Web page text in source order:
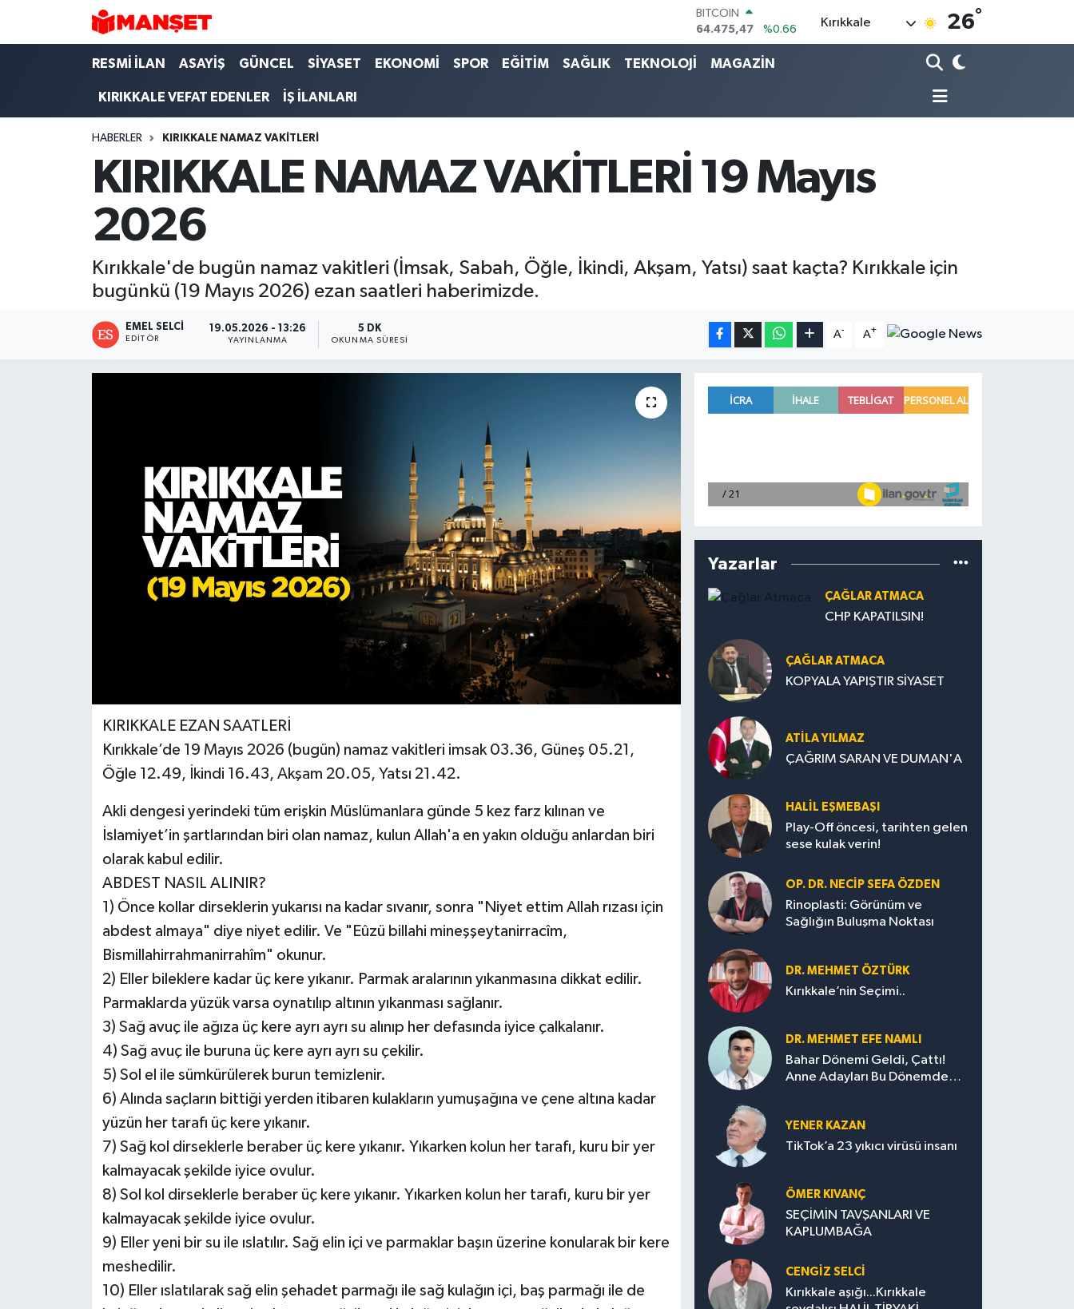
BITCOIN
64.475,47
%0.66
%0.05
EURO
64,2534
%0.22
BİST100
13.703
%0
Kırıkkale 26°
RESMİ İLAN ASAYİŞ GÜNCEL SİYASET EKONOMİ SPOR EĞİTİM SAĞLIK TEKNOLOJİ MAGAZİN
KIRIKKALE VEFAT EDENLER İŞ İLANLARI
HABERLER KIRIKKALE NAMAZ VAKİTLERİ
KIRIKKALE NAMAZ VAKİTLERİ 19 Mayıs
2026
Kırıkkale'de bugün namaz vakitleri (İmsak, Sabah, Öğle, İkindi, Akşam, Yatsı) saat kaçta? Kırıkkale için
bugünkü (19 Mayıs 2026) ezan saatleri haberimizde.
EMEL SELCI
EDITÖR
19.05.2026 - 13:26
YAYINLANMA
5 DK
OKUNMA SÜRESI
A- A+
KIRIKKALE EZAN SAATLERİ
Kırıkkale’de 19 Mayıs 2026 (bugün) namaz vakitleri imsak 03.36, Güneş 05.21,
Öğle 12.49, İkindi 16.43, Akşam 20.05, Yatsı 21.42.
Akli dengesi yerindeki tüm erişkin Müslümanlara günde 5 kez farz kılınan ve
İslamiyet’in şartlarından biri olan namaz, kulun Allah'a en yakın olduğu anlardan biri
olarak kabul edilir.
ABDEST NASIL ALINIR?
1) Önce kollar dirseklerin yukarısı na kadar sıvanır, sonra "Niyet ettim Allah rızası için
abdest almaya" diye niyet edilir. Ve "Eûzü billahi mineşşeytanirracîm,
Bismillahirrahmanirrahîm" okunur.
2) Eller bileklere kadar üç kere yıkanır. Parmak aralarının yıkanmasına dikkat edilir.
Parmaklarda yüzük varsa oynatılıp altının yıkanması sağlanır.
3) Sağ avuç ile ağıza üç kere ayrı ayrı su alınıp her defasında iyice çalkalanır.
4) Sağ avuç ile buruna üç kere ayrı ayrı su çekilir.
5) Sol el ile sümkürülerek burun temizlenir.
6) Alında saçların bittiği yerden itibaren kulakların yumuşağına ve çene altına kadar
yüzün her tarafı üç kere yıkanır.
7) Sağ kol dirseklerle beraber üç kere yıkanır. Yıkarken kolun her tarafı, kuru bir yer
kalmayacak şekilde iyice ovulur.
8) Sol kol dirseklerle beraber üç kere yıkanır. Yıkarken kolun her tarafı, kuru bir yer
kalmayacak şekilde iyice ovulur.
9) Eller yeni bir su ile ıslatılır. Sağ elin içi ve parmaklar başın üzerine konularak bir kere
meshedilir.
10) Eller ıslatılarak sağ elin şehadet parmağı ile sağ kulağın içi, baş parmağı ile de
Yazarlar
ÇAĞLAR ATMACA
CHP KAPATILSIN!
ÇAĞLAR ATMACA
KOPYALA YAPIŞTIR SİYASET
ATILA YILMAZ
ÇAĞRIM SARAN VE DUMAN'A
HALIL EŞMEBAŞI
Play-Off öncesi, tarihten gelen
sese kulak verin!
OP. DR. NECIP SEFA ÖZDEN
Rinoplasti: Görünüm ve
Sağlığın Buluşma Noktası
DR. MEHMET ÖZTÜRK
Kırıkkale’nin Seçimi..
DR. MEHMET EFE NAMLI
Bahar Dönemi Geldi, Çattı!
Anne Adayları Bu Dönemde
YENER KAZAN
TikTok’a 23 yıkıcı virüsü insanı
ÖMER KIVANÇ
SEÇİMİN TAVŞANLARI VE
KAPLUMBAĞA
CENGİZ SELCİ
Kırıkkale aşığı...Kırıkkale
Hava Durumu
Trafik Durumu
Süper Lig Puan Durumu ve Fikstür
Tüm Manşetler
Son Dakika Haberleri
Haber Arşivi